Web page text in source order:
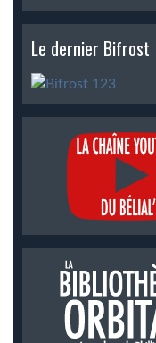
Le dernier Bifrost